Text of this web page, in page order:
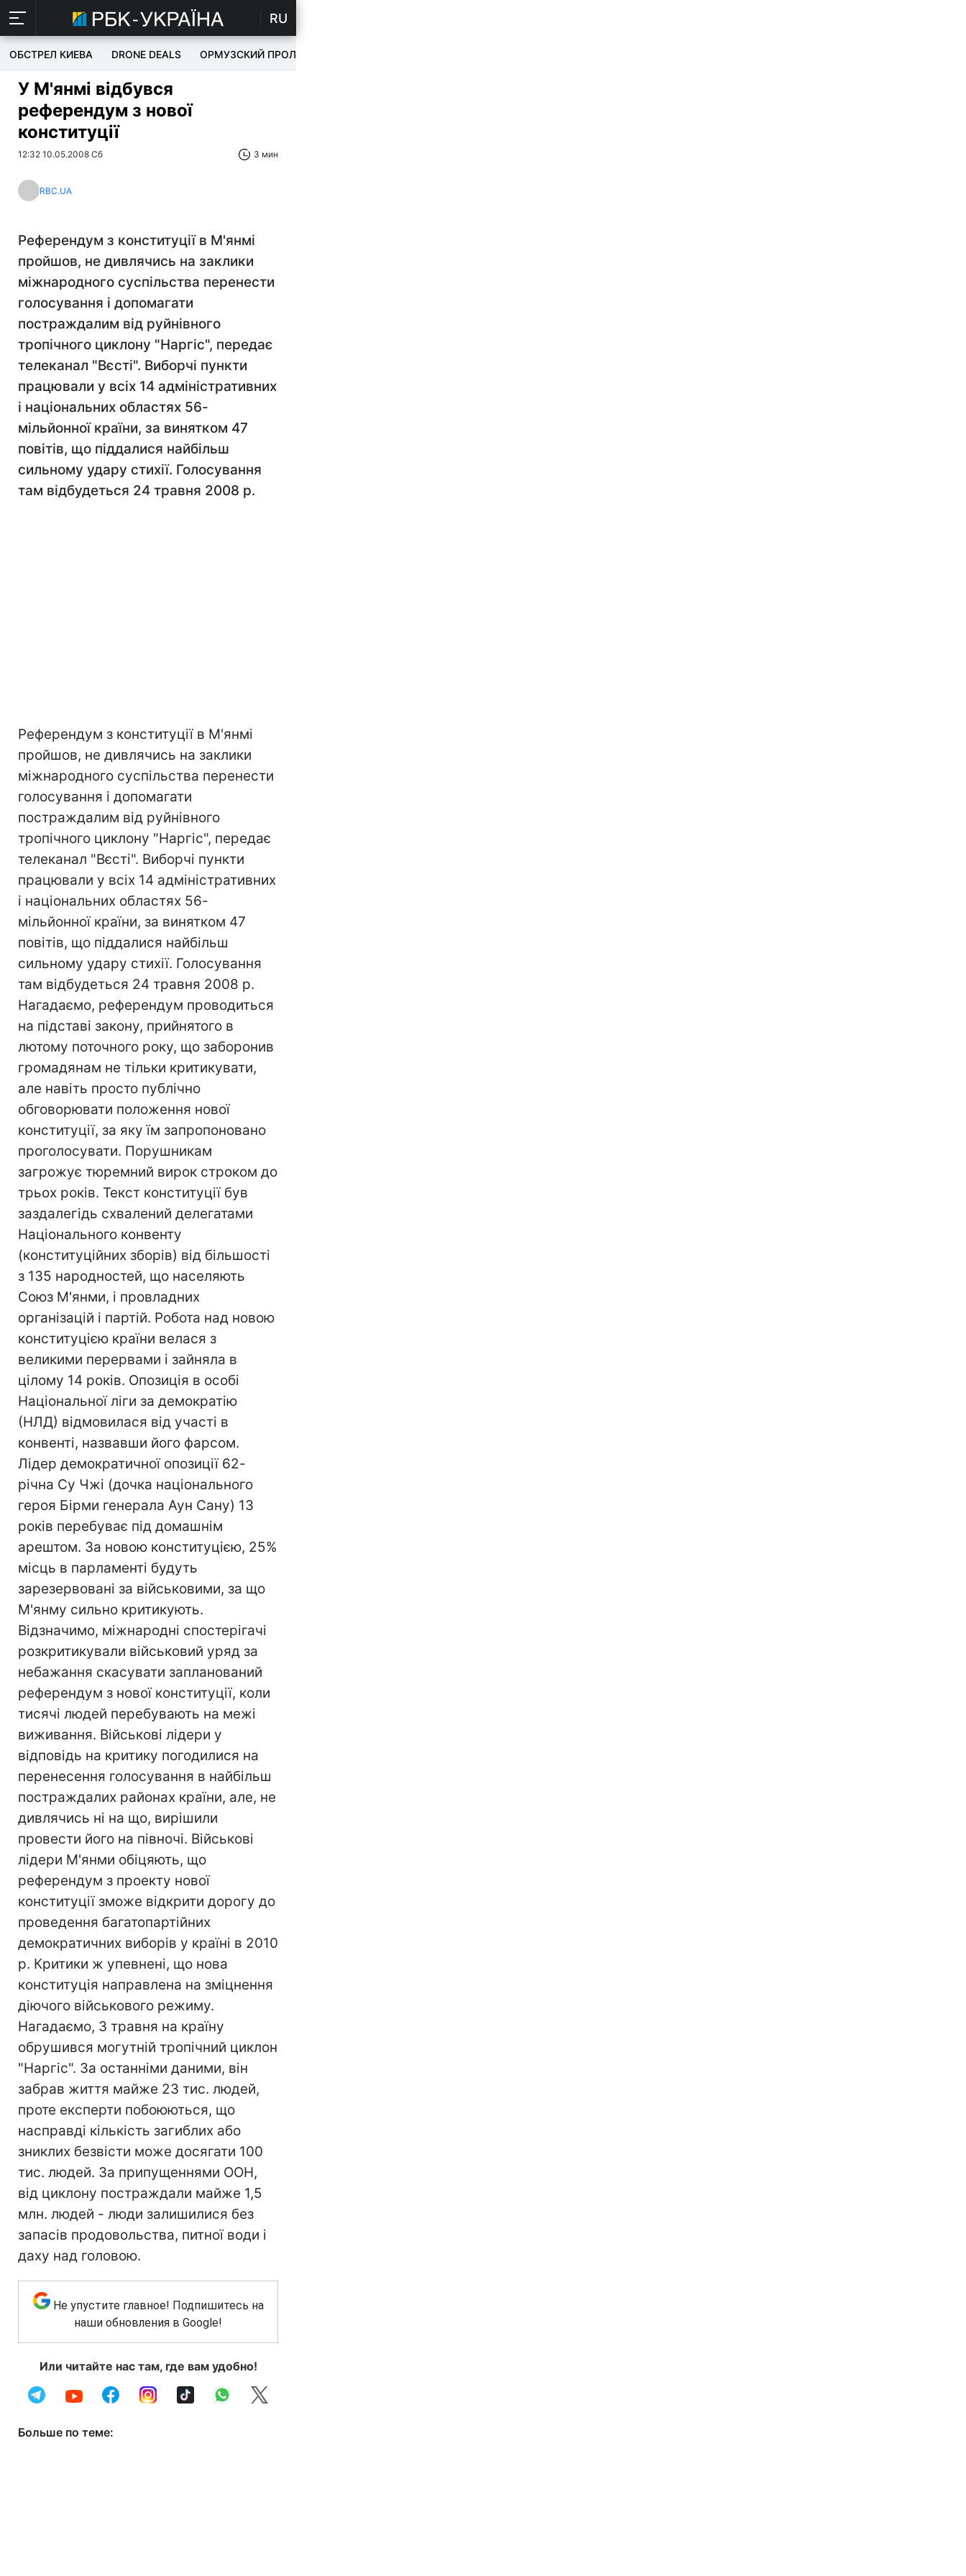
RU
ОБСТРЕЛ КИЕВА DRONE DEALS ОРМУЗСКИЙ ПРОЛИВ
У М'янмі відбувся
референдум з нової
конституції
12:32 10.05.2008 Сб 3 мин
RBC.UA
Референдум з конституції в М'янмі
пройшов, не дивлячись на заклики
міжнародного суспільства перенести
голосування і допомагати
постраждалим від руйнівного
тропічного циклону "Наргіс", передає
телеканал "Вєсті". Виборчі пункти
працювали у всіх 14 адміністративних
і національних областях 56-
мільйонної країни, за винятком 47
повітів, що піддалися найбільш
сильному удару стихії. Голосування
там відбудеться 24 травня 2008 р.
Референдум з конституції в М'янмі
пройшов, не дивлячись на заклики
міжнародного суспільства перенести
голосування і допомагати
постраждалим від руйнівного
тропічного циклону "Наргіс", передає
телеканал "Вєсті". Виборчі пункти
працювали у всіх 14 адміністративних
і національних областях 56-
мільйонної країни, за винятком 47
повітів, що піддалися найбільш
сильному удару стихії. Голосування
там відбудеться 24 травня 2008 р.
Нагадаємо, референдум проводиться
на підставі закону, прийнятого в
лютому поточного року, що заборонив
громадянам не тільки критикувати,
але навіть просто публічно
обговорювати положення нової
конституції, за яку їм запропоновано
проголосувати. Порушникам
загрожує тюремний вирок строком до
трьох років. Текст конституції був
заздалегідь схвалений делегатами
Національного конвенту
(конституційних зборів) від більшості
з 135 народностей, що населяють
Союз М'янми, і провладних
організацій і партій. Робота над новою
конституцією країни велася з
великими перервами і зайняла в
цілому 14 років. Опозиція в особі
Національної ліги за демократію
(НЛД) відмовилася від участі в
конвенті, назвавши його фарсом.
Лідер демократичної опозиції 62-
річна Су Чжі (дочка національного
героя Бірми генерала Аун Сану) 13
років перебуває під домашнім
арештом. За новою конституцією, 25%
місць в парламенті будуть
зарезервовані за військовими, за що
М'янму сильно критикують.
Відзначимо, міжнародні спостерігачі
розкритикували військовий уряд за
небажання скасувати запланований
референдум з нової конституції, коли
тисячі людей перебувають на межі
виживання. Військові лідери у
відповідь на критику погодилися на
перенесення голосування в найбільш
постраждалих районах країни, але, не
дивлячись ні на що, вирішили
провести його на півночі. Військові
лідери М'янми обіцяють, що
референдум з проекту нової
конституції зможе відкрити дорогу до
проведення багатопартійних
демократичних виборів у країні в 2010
р. Критики ж упевнені, що нова
конституція направлена на зміцнення
діючого військового режиму.
Нагадаємо, 3 травня на країну
обрушився могутній тропічний циклон
"Наргіс". За останніми даними, він
забрав життя майже 23 тис. людей,
проте експерти побоюються, що
насправді кількість загиблих або
зниклих безвісти може досягати 100
тис. людей. За припущеннями ООН,
від циклону постраждали майже 1,5
млн. людей - люди залишилися без
запасів продовольства, питної води і
даху над головою.
Не упустите главное! Подпишитесь на
наши обновления в Google!
Или читайте нас там, где вам удобно!
Больше по теме: